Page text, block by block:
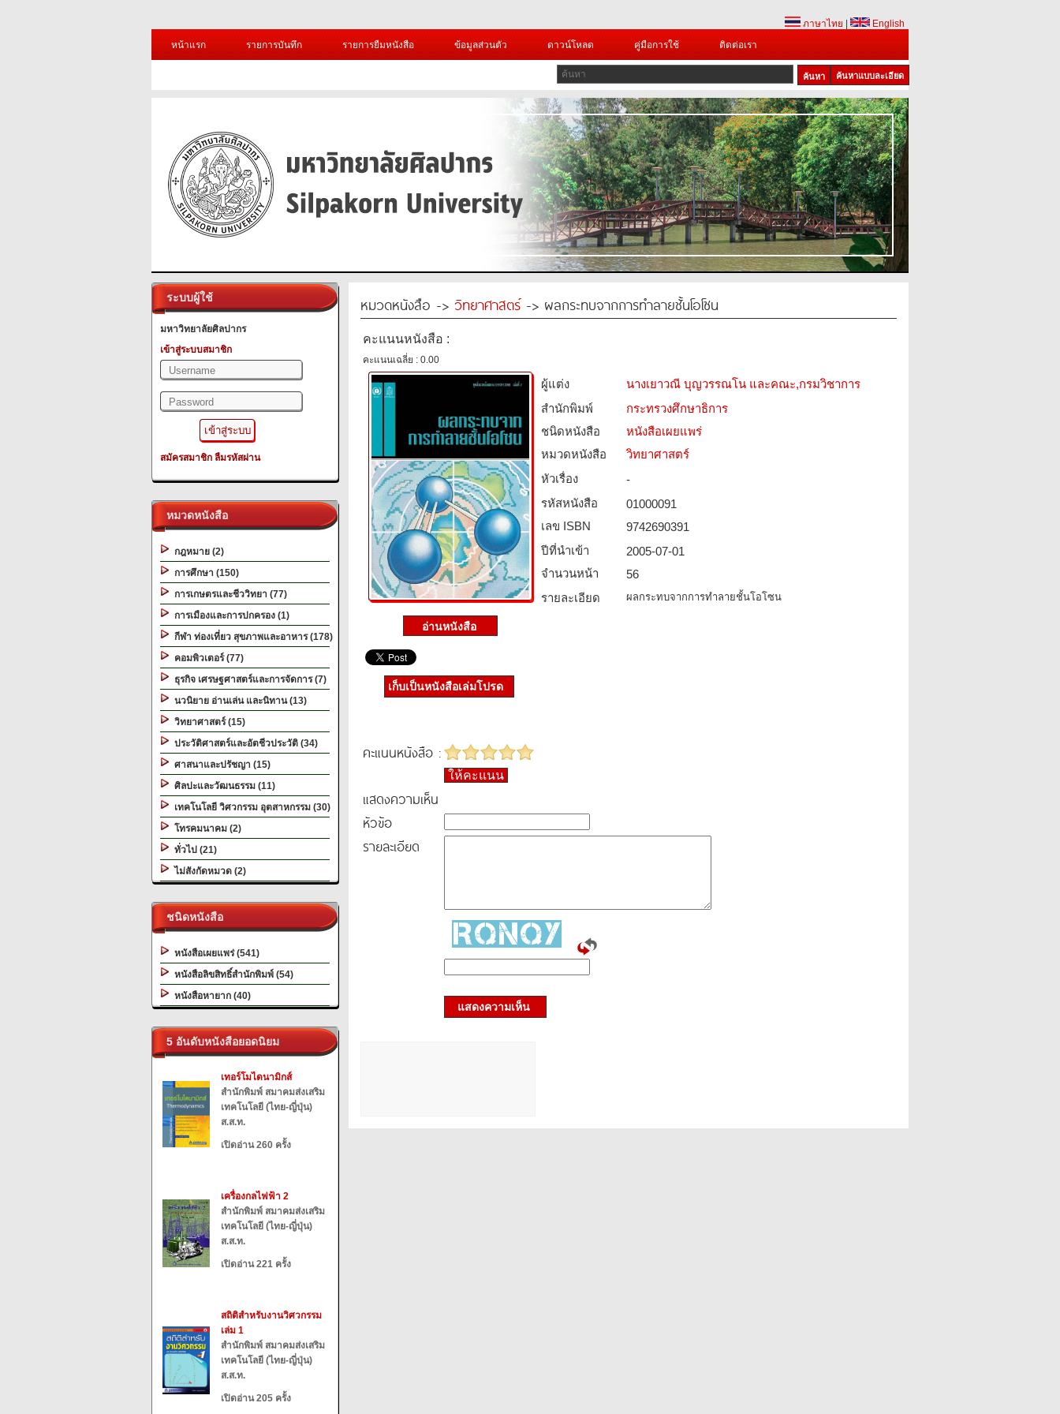
ภาษาไทย
English
หน้าแรก
รายการบันทึก รายการยืมหนังสือ ข้อมูลส่วนตัว ดาวน์โหลด คู่มือการใช้ ติดต่อเรา
ค้นหาแบบละเอียด
ระบบผู้ใช้
มหาวิทยาลัยศิลปากร
เข้าสู่ระบบสมาชิก
สมัครสมาชิก ลืมรหัสผ่าน
หมวดหนังสือ
กฎหมาย (2)
การศึกษา (150)
การเกษตรและชีววิทยา (77)
การเมืองและการปกครอง (1)
กีฬา ท่องเที่ยว สุขภาพและอาหาร (178)
คอมพิวเตอร์ (77)
ธุรกิจ เศรษฐศาสตร์และการจัดการ (7)
นวนิยาย อ่านเล่น และนิทาน (13)
วิทยาศาสตร์ (15)
ประวัติศาสตร์และอัตชีวประวัติ (34)
ศาสนาและปรัชญา (15)
ศิลปะและวัฒนธรรม (11)
เทคโนโลยี วิศวกรรม อุตสาหกรรม (30)
โทรคมนาคม (2)
ทั่วไป (21)
ไม่สังกัดหมวด (2)
ชนิดหนังสือ
หนังสือเผยแพร่ (541)
หนังสือลิขสิทธิ์สำนักพิมพ์ (54)
หนังสือหายาก (40)
5 อันดับหนังสือยอดนิยม
เทอร์โมไดนามิกส์
สำนักพิมพ์ สมาคมส่งเสริม
เทคโนโลยี (ไทย-ญี่ปุ่น)
ส.ส.ท.
เปิดอ่าน 260 ครั้ง
เครื่องกลไฟฟ้า 2
สำนักพิมพ์ สมาคมส่งเสริม
เทคโนโลยี (ไทย-ญี่ปุ่น)
ส.ส.ท.
เปิดอ่าน 221 ครั้ง
สถิติสำหรับงานวิศวกรรม
เล่ม 1
สำนักพิมพ์ สมาคมส่งเสริม
เทคโนโลยี (ไทย-ญี่ปุ่น)
ส.ส.ท.
เปิดอ่าน 205 ครั้ง
หมวดหนังสือ -> วิทยาศาสตร์-> ผลกระทบจากการทำลายชั้นโอโซน
คะแนนหนังสือ :
คะแนนเฉลี่ย : 0.00
ผู้แต่ง
นางเยาวณี บุญวรรณโน และคณะ,กรมวิชาการ
สำนักพิมพ์
กระทรวงศึกษาธิการ
ชนิดหนังสือ­
หนังสือเผยแพร่
หมวดหนังสือ­
วิทยาศาสตร์
หัวเรื่อง
-
รหัสหนังสือ­
01000091
เลข ISBN
9742690391
ปีที่นำเข้า
2005-07-01
จำนวนหน้า
56
รายละเอียด
ผลกระทบจากการทำลายชั้นโอโซน
เก็บเป็นหนังสือเล่มโปรด
คะแนนหนังสือ :
ให้คะแนน
แสดงความเห็น
หัวข้อ
รายละเอียด
แสดงความเห็น